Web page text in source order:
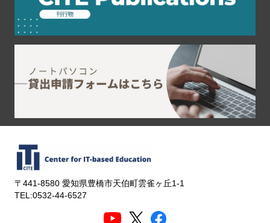
〒441-8580 愛知県豊橋市天伯町雲雀ヶ丘1-1
TEL:0532-44-6527